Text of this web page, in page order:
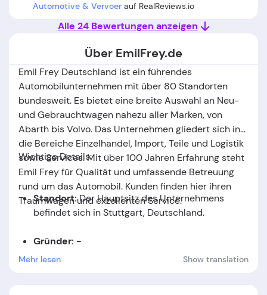
Automotive & Vervoer auf RealReviews.io
Alle 24 Bewertungen anzeigen
Über EmilFrey.de
Emil Frey Deutschland ist ein führendes
Automobilunternehmen mit über 80 Standorten
bundesweit. Es bietet eine breite Auswahl an Neu-
und Gebrauchtwagen nahezu aller Marken, von
Abarth bis Volvo. Das Unternehmen gliedert sich in
die Bereiche Einzelhandel, Import, Teile und Logistik
sowie Services. Mit über 100 Jahren Erfahrung steht
Emil Frey für Qualität und umfassende Betreuung
rund um das Automobil. Kunden finden hier ihren
Traumwagen und exzellenten Service​.
Wichtige Details:
Standort:Der Hauptsitz des Unternehmens
befindet sich in Stuttgart, Deutschland.
Gründer: -
Mehr lesen Show translation